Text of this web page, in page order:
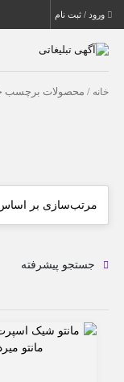
ورود / ثبت نام
خانه / محصولات برچسب
جستجو پیشرفته